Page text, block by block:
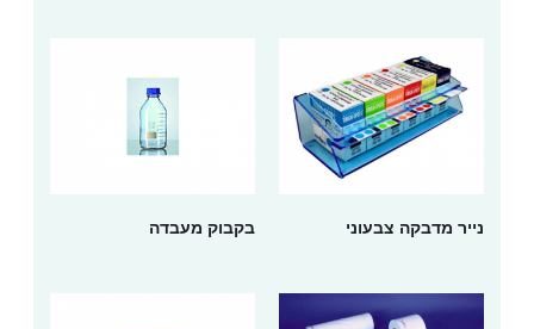
נייר מדבקה צבעוני בקבוק מעבדה